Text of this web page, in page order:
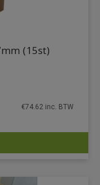
DETAILS
(15st)
€74.62 inc. BTW